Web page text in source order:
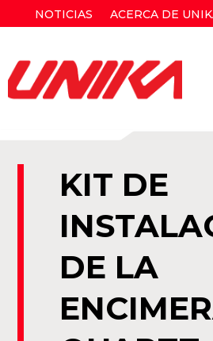
NOTICIAS ACERCA DE
KIT DE
DE LA